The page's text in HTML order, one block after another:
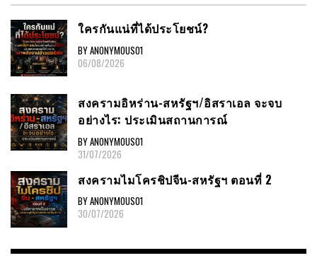
ใครกันแน่ที่ได้ประโยชน์?
BY ANONYMOUS01
06/08/2026
สงครามอิหร่าน-สหรัฐฯ/อิสราเอล จะจบ
อย่างไร: ประเมินสถานการณ์
BY ANONYMOUS01
31/07/2026
สงครามไมโครชิปจีน-สหรัฐฯ ตอนที่ 2
BY ANONYMOUS01
30/07/2026